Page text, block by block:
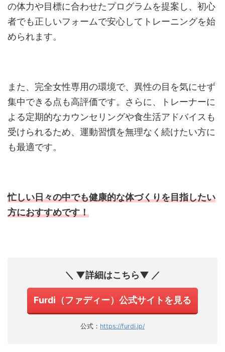
の体力や目標に合わせたプログラムを提案し、初心
者でも正しいフォームで安心してトレーニングを始
められます。
また、完全女性専用の環境で、異性の目を気にせず
集中できる点も高評価です。さらに、トレーナーに
よる定期的なカウンセリングや食生活アドバイスも
受けられるため、運動習慣を無理なく続けたい方に
も最適です。
忙しい日々の中でも健康的な体づくりを目指したい
方におすすめです！
＼ ▼詳細はこちら▼ ／
Furdi（ファディー）公式サイトを見る
公式： https://furdi.jp/